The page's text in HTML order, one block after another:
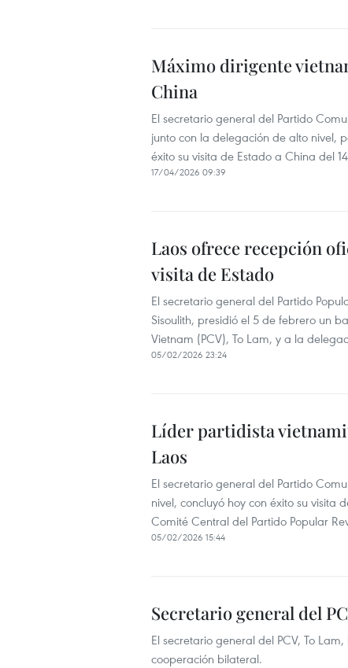
Máximo dirigente
China
El secretario general del Partido
junto con la delegación de alto nivel,
éxito su visita de Estado a China del
17/04/2026 09:39
Laos ofrece recepción
visita de Estado
El secretario general del Partido
Sisoulith, presidió el 5 de febrero un
Vietnam (PCV), To Lam, y a la
05/02/2026 23:24
Líder partidista
Laos
El secretario general del Partido
nivel, concluyó hoy con éxito su
Comité Central del Partido Popular
05/02/2026 15:44
Secretario general del
El secretario general del PCV, To
cooperación bilateral.